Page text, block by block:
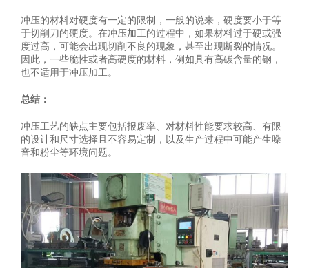
冲压的材料对硬度有一定的限制，一般的说来，硬度要小于等
于切削刀的硬度。在冲压加工的过程中，如果材料过于硬或强
度过高，可能会出现切削不良的现象，甚至出现断裂的情况。
因此，一些脆性或者高硬度的材料，例如具有高碳含量的钢，
也不适用于冲压加工。
总结：
冲压工艺的缺点主要包括报废率、对材料性能要求较高、有限
的设计和尺寸选择且不容易定制，以及生产过程中可能产生噪
音和粉尘等环境问题。